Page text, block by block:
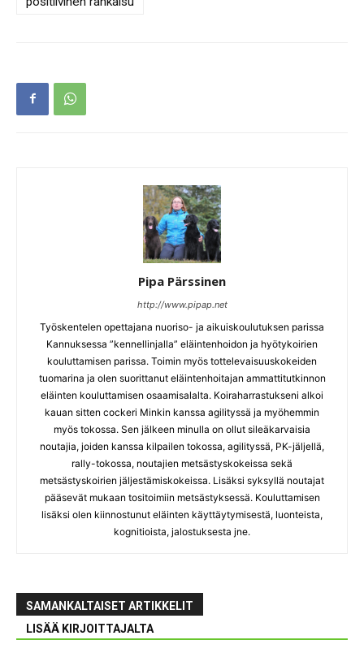
Pipa Pärssinen
http://www.pipap.net
Työskentelen opettajana nuoriso- ja aikuiskoulutuksen parissa
Kannuksessa ”kennellinjalla” eläintenhoidon ja hyötykoirien
kouluttamisen parissa. Toimin myös tottelevaisuuskokeiden
tuomarina ja olen suorittanut eläintenhoitajan ammattitutkinnon
eläinten kouluttamisen osaamisalalta. Koiraharrastukseni alkoi
kauan sitten cockeri Minkin kanssa agilityssä ja myöhemmin
myös tokossa. Sen jälkeen minulla on ollut sileäkarvaisia
noutajia, joiden kanssa kilpailen tokossa, agilityssä, PK-jäljellä,
rally-tokossa, noutajien metsästyskokeissa sekä
metsästyskoirien jäljestämiskokeissa. Lisäksi syksyllä noutajat
pääsevät mukaan tositoimiin metsästyksessä. Kouluttamisen
lisäksi olen kiinnostunut eläinten käyttäytymisestä, luonteista,
kognitioista, jalostuksesta jne.
SAMANKALTAISET ARTIKKELIT
LISÄÄ KIRJOITTAJALTA